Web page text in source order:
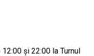
și 22:00 la Turnul